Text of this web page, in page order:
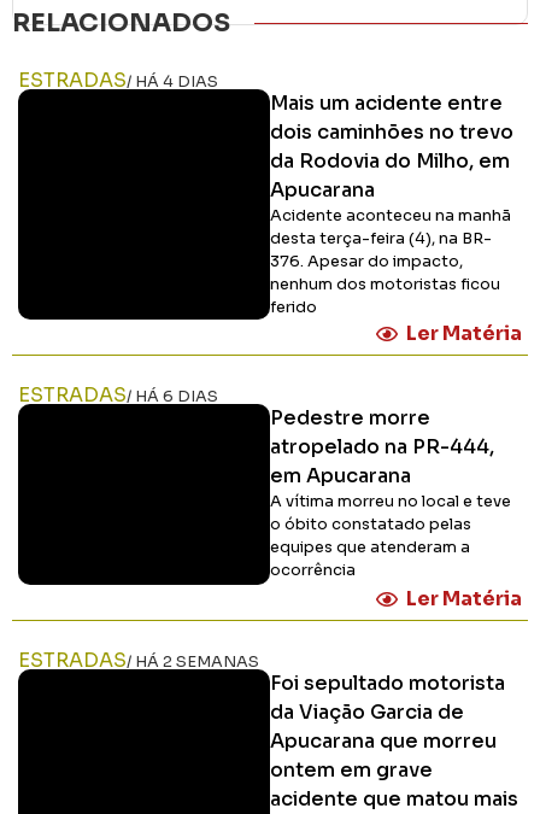
RELACIONADOS
ESTRADAS/ HÁ 4 DIAS
Mais um acidente entre
dois caminhões no trevo
da Rodovia do Milho, em
Apucarana
Acidente aconteceu na manhã
desta terça-feira (4), na BR-
376. Apesar do impacto,
nenhum dos motoristas ficou
ferido
Ler Matéria
ESTRADAS/ HÁ 6 DIAS
Pedestre morre
atropelado na PR-444,
em Apucarana
A vítima morreu no local e teve
o óbito constatado pelas
equipes que atenderam a
ocorrência
Ler Matéria
ESTRADAS/ HÁ 2 SEMANAS
Foi sepultado motorista
da Viação Garcia de
Apucarana que morreu
ontem em grave
acidente que matou mais